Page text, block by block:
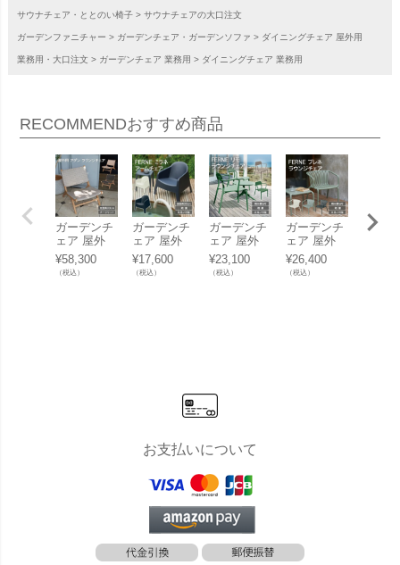
サウナチェア・ととのい椅子 サウナチェアの大口注文
ガーデンファニチャー ガーデンチェア・ガーデンソファ ダイニングチェア 屋外用
業務用・大口注文 ガーデンチェア 業務用 ダイニングチェア 業務用
RECOMMENDおすすめ商品
ガーデンチ
ェア 屋外
「ADAN FU
RNITURE
ラウンジチ
¥58,300
（税込）
ガーデンチ
ェア 屋外
「FERNE
ミラネ アー
ムチェア K
¥17,600
（税込）
ガーデンチ
ェア 屋外
「FERNE
リモ ラウン
ジチェア K
¥23,100
（税込）
ガーデンチ
ェア 屋外
「FERNE
ブレネ ラウ
ンジチェア
¥26,400
（税込）
ガー
お支払いについて